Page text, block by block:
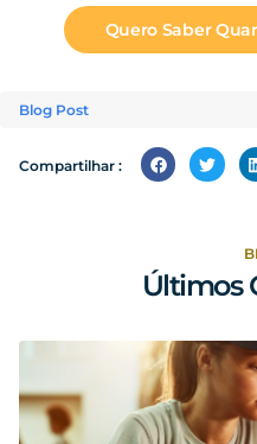
Quero Saber
Blog Post
Compartilhar :
Últimos